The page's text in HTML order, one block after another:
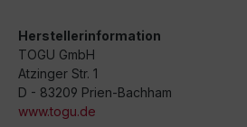
Herstellerinformation
TOGU GmbH
Atzinger Str. 1
D - 83209 Prien-Bachham
www.togu.de